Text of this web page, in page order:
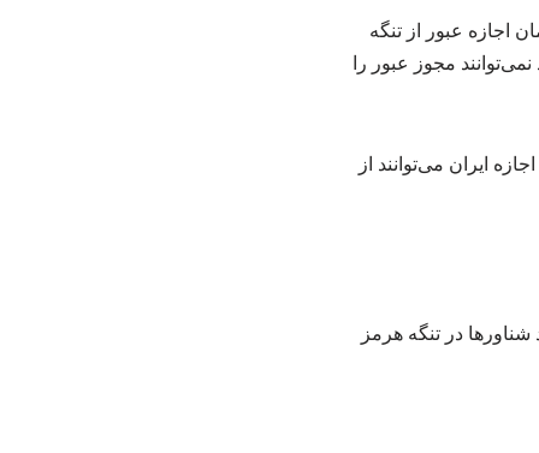
عبور از تنگه
مجوز عبور را
ایران می‌توانند از
در تنگه هرمز